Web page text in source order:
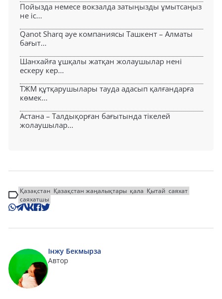
Пойызда немесе вокзалда затыңызды ұмытсаңыз
не іс...
Qanot Sharq әуе компаниясы Ташкент – Алматы
бағыт...
Шанхайға ұшқалы жатқан жолаушылар нені
ескеру кер...
ТЖМ құтқарушылары тауда адасып қалғандарға
көмек...
Астана – Талдықорған бағытында тікелей
жолаушылар...
Қазақстан Қазақстан жаңалықтары қала Қытай саяхат
саяхатшы
Інжу Бекмырза
Автор